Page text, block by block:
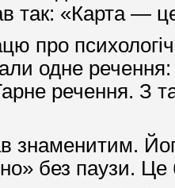
так: «Карта —
про
одне речення:
речення. З
без паузи. Це